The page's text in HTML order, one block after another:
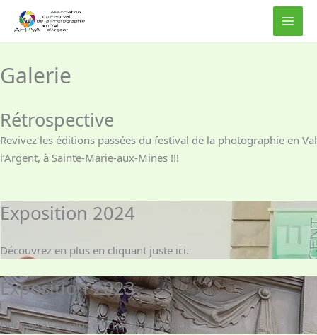
contenu
Galerie
Rétrospective
Revivez les éditions passées du festival de la photographie en Val
l’Argent, à Sainte-Marie-aux-Mines !!!
Exposition 2024
Découvrez en plus en cliquant juste ici.
Exposition 2023
Découvrez en plus en cliquant juste ici.